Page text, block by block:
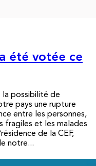
été votée ce
la possibilité de
pays une rupture
entre les personnes,
fragiles et les malades
de la CEF,
notre...